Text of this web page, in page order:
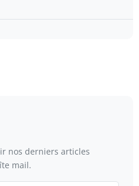
nos derniers articles
mail.